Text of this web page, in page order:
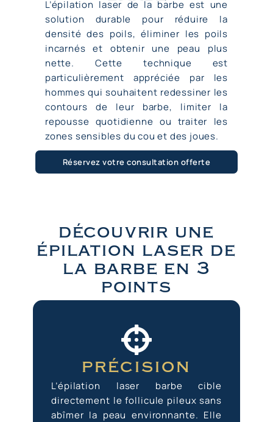
L’épilation laser de la barbe est une
solution durable pour réduire la
densité des poils, éliminer les poils
incarnés et obtenir une peau plus
nette. Cette technique est
particulièrement appréciée par les
hommes qui souhaitent redessiner les
contours de leur barbe, limiter la
repousse quotidienne ou traiter les
zones sensibles du cou et des joues.
Réservez votre consultation offerte
découvrir une
épilation laser de
la barbe en 3
points
précision
L’épilation laser barbe cible
directement le follicule pileux sans
abîmer la peau environnante. Elle